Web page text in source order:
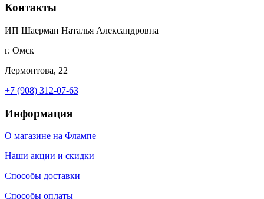
Контакты
ИП Шаерман Наталья Александровна
г. Омск
Лермонтова, 22
+7 (908) 312-07-63
Информация
О магазине на Флампе
Наши акции и скидки
Способы доставки
Способы оплаты